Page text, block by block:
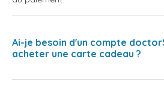
Ai-je besoin d'un compte
acheter une carte cadeau ?